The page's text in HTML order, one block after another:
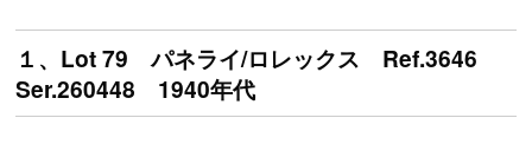
１、Lot 79 パネライ/ロレックス Ref.3646
Ser.260448 1940年代